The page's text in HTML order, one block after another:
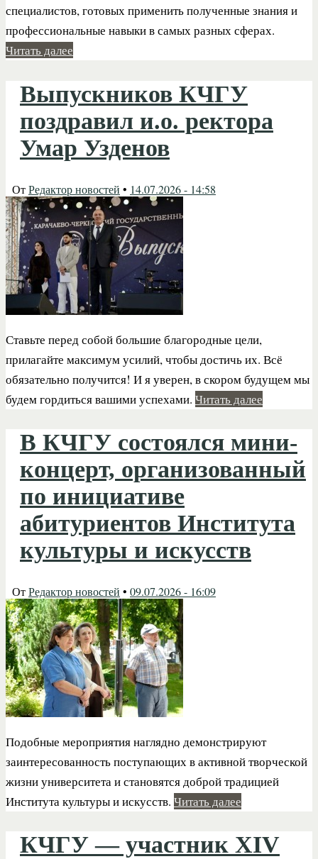
специалистов, готовых применить полученные знания и
профессиональные навыки в самых разных сферах.
Читать далее
Выпускников КЧГУ
поздравил и.о. ректора
Умар Узденов
ОтРедактор новостей • 14.07.2026 - 14:58
Ставьте перед собой большие благородные цели,
прилагайте максимум усилий, чтобы достичь их. Всё
обязательно получится! И я уверен, в скором будущем мы
будем гордиться вашими успехами. Читать далее
В КЧГУ состоялся мини-
концерт, организованный
по инициативе
абитуриентов Института
культуры и искусств
ОтРедактор новостей • 09.07.2026 - 16:09
Подобные мероприятия наглядно демонстрируют
заинтересованность поступающих в активной творческой
жизни университета и становятся доброй традицией
Института культуры и искусств. Читать далее
КЧГУ — участник XIV